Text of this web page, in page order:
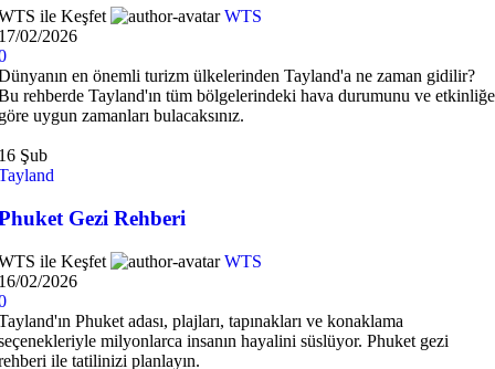
ile Keşfet
WTS
02/2026
en önemli turizm ülkelerinden Tayland'a ne zaman gidilir?
rehberde Tayland'ın tüm bölgelerindeki hava durumunu ve etkinliğe
uygun zamanları bulacaksınız.
Şub
Gezi Rehberi
ile Keşfet
WTS
02/2026
Phuket adası, plajları, tapınakları ve konaklama
milyonlarca insanın hayalini süslüyor. Phuket gezi
ile tatilinizi planlayın.